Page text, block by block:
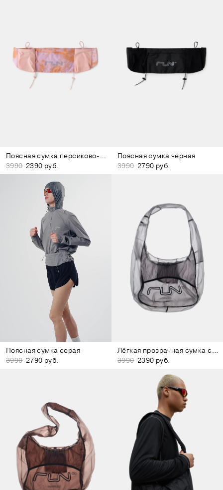
Поясная сумка персиково-розовая
3990 2390 руб.
Поясная сумка чёрная
3990 2790 руб.
Поясная сумка серая
3990 2790 руб.
Лёгкая прозрачная сумка серая
3990 2390 руб.